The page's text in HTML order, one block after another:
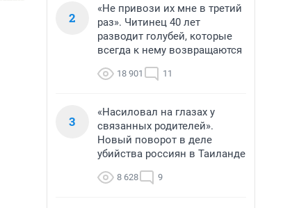
2
«Не привози их мне в третий
раз». Читинец 40 лет
разводит голубей, которые
всегда к нему возвращаются
18 901 11
3
«Насиловал на глазах у
связанных родителей».
Новый поворот в деле
убийства россиян в Таиланде
8 628 9